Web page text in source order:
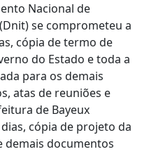
Nacional de
se comprometeu a
cópia de termo de
do Estado e toda a
para os demais
atas de reuniões e
de Bayeux
cópia de projeto da
demais documentos